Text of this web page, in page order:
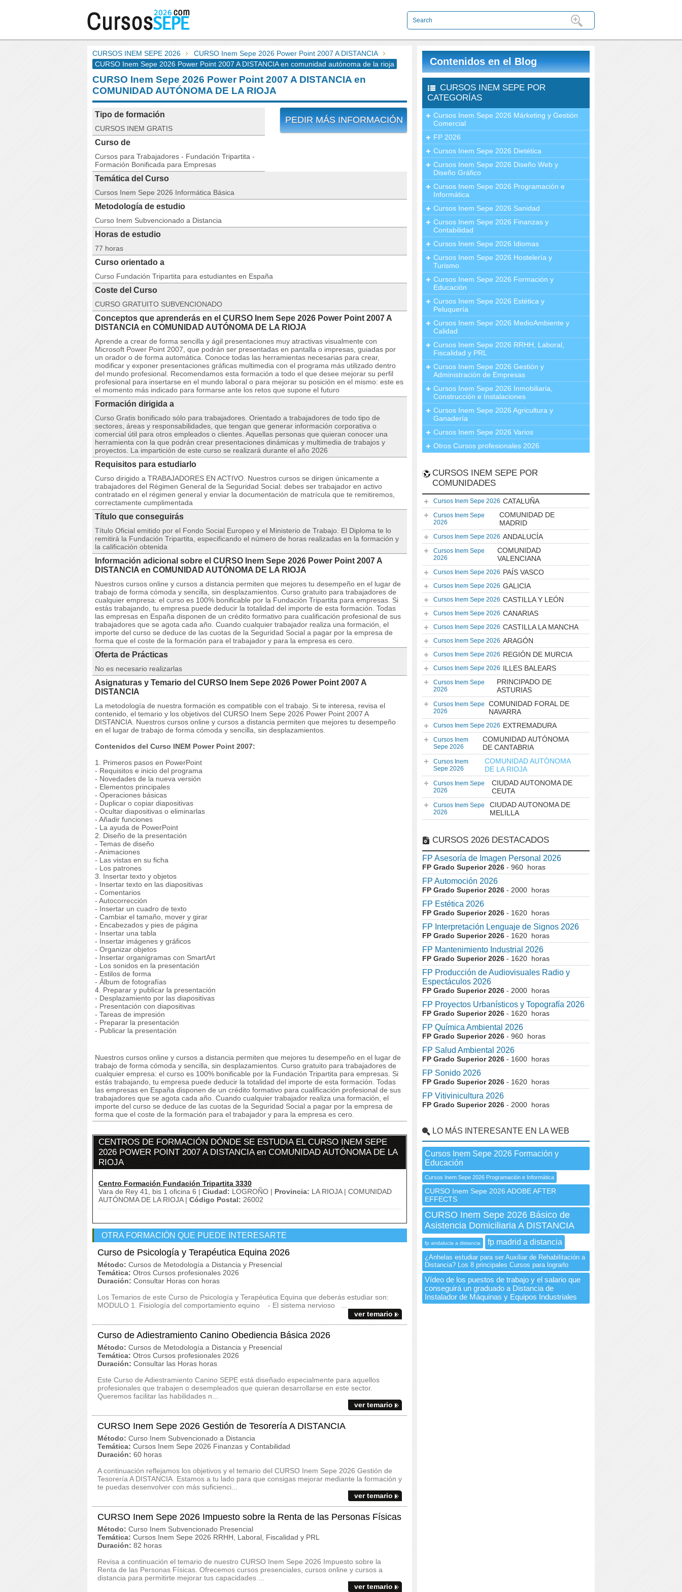
CURSOS INEM SEPE 2026
CURSO Inem Sepe 2026 Power Point 2007 A DISTANCIA
CURSO Inem Sepe 2026 Power Point 2007 A DISTANCIA en comunidad autónoma de la rioja
CURSO Inem Sepe 2026 Power Point 2007 A DISTANCIA en
COMUNIDAD AUTÓNOMA DE LA RIOJA
PEDIR MÁS INFORMACIÓN
Tipo de formación
CURSOS INEM GRATIS
Curso de
Cursos para Trabajadores - Fundación Tripartita -
Formación Bonificada para Empresas
Temática del Curso
Cursos Inem Sepe 2026 Informática Básica
Metodología de estudio
Curso Inem Subvencionado a Distancia
Horas de estudio
77 horas
Curso orientado a
Curso Fundación Tripartita para estudiantes en España
Coste del Curso
CURSO GRATUITO SUBVENCIONADO
Conceptos que aprenderás en el CURSO Inem Sepe 2026 Power Point 2007 A
DISTANCIA en COMUNIDAD AUTÓNOMA DE LA RIOJA
Aprende a crear de forma sencilla y ágil presentaciones muy atractivas visualmente con
Microsoft Power Point 2007, que podrán ser presentadas en pantalla o impresas, guiadas por
un orador o de forma automática. Conoce todas las herramientas necesarias para crear,
modificar y exponer presentaciones gráficas multimedia con el programa más utilizado dentro
del mundo profesional. Recomendamos esta formación a todo el que desee mejorar su perfil
profesional para insertarse en el mundo laboral o para mejorar su posición en el mismo: este es
el momento más indicado para formarse ante los retos que supone el futuro
Formación dirigida a
Curso Gratis bonificado sólo para trabajadores. Orientado a trabajadores de todo tipo de
sectores, áreas y responsabilidades, que tengan que generar información corporativa o
comercial útil para otros empleados o clientes. Aquellas personas que quieran conocer una
herramienta con la que podrán crear presentaciones dinámicas y multimedia de trabajos y
proyectos. La impartición de este curso se realizará durante el año 2026
Requisitos para estudiarlo
Curso dirigido a TRABAJADORES EN ACTIVO. Nuestros cursos se dirigen únicamente a
trabajadores del Régimen General de la Seguridad Social: debes ser trabajador en activo
contratado en el régimen general y enviar la documentación de matrícula que te remitiremos,
correctamente cumplimentada
Título que conseguirás
Título Oficial emitido por el Fondo Social Europeo y el Ministerio de Trabajo. El Diploma te lo
remitirá la Fundación Tripartita, especificando el número de horas realizadas en la formación y
la calificación obtenida
Información adicional sobre el CURSO Inem Sepe 2026 Power Point 2007 A
DISTANCIA en COMUNIDAD AUTÓNOMA DE LA RIOJA
Nuestros cursos online y cursos a distancia permiten que mejores tu desempeño en el lugar de
trabajo de forma cómoda y sencilla, sin desplazamientos. Curso gratuito para trabajadores de
cualquier empresa: el curso es 100% bonificable por la Fundación Tripartita para empresas. Si
estás trabajando, tu empresa puede deducir la totalidad del importe de esta formación. Todas
las empresas en España disponen de un crédito formativo para cualificación profesional de sus
trabajadores que se agota cada año. Cuando cualquier trabajador realiza una formación, el
importe del curso se deduce de las cuotas de la Seguridad Social a pagar por la empresa de
forma que el coste de la formación para el trabajador y para la empresa es cero.
Oferta de Prácticas
No es necesario realizarlas
Asignaturas y Temario del CURSO Inem Sepe 2026 Power Point 2007 A
DISTANCIA
La metodología de nuestra formación es compatible con el trabajo. Si te interesa, revisa el
contenido, el temario y los objetivos del CURSO Inem Sepe 2026 Power Point 2007 A
DISTANCIA. Nuestros cursos online y cursos a distancia permiten que mejores tu desempeño
en el lugar de trabajo de forma cómoda y sencilla, sin desplazamientos.
Contenidos del Curso INEM Power Point 2007:
1. Primeros pasos en PowerPoint
- Requisitos e inicio del programa
- Novedades de la nueva versión
- Elementos principales
- Operaciones básicas
- Duplicar o copiar diapositivas
- Ocultar diapositivas o eliminarlas
- Añadir funciones
- La ayuda de PowerPoint
2. Diseño de la presentación
- Temas de diseño
- Animaciones
- Las vistas en su ficha
- Los patrones
3. Insertar texto y objetos
- Insertar texto en las diapositivas
- Comentarios
- Autocorrección
- Insertar un cuadro de texto
- Cambiar el tamaño, mover y girar
- Encabezados y pies de página
- Insertar una tabla
- Insertar imágenes y gráficos
- Organizar objetos
- Insertar organigramas con SmartArt
- Los sonidos en la presentación
- Estilos de forma
- Álbum de fotografías
4. Preparar y publicar la presentación
- Desplazamiento por las diapositivas
- Presentación con diapositivas
- Tareas de impresión
- Preparar la presentación
- Publicar la presentación
Nuestros cursos online y cursos a distancia permiten que mejores tu desempeño en el lugar de
trabajo de forma cómoda y sencilla, sin desplazamientos. Curso gratuito para trabajadores de
cualquier empresa: el curso es 100% bonificable por la Fundación Tripartita para empresas. Si
estás trabajando, tu empresa puede deducir la totalidad del importe de esta formación. Todas
las empresas en España disponen de un crédito formativo para cualificación profesional de sus
trabajadores que se agota cada año. Cuando cualquier trabajador realiza una formación, el
importe del curso se deduce de las cuotas de la Seguridad Social a pagar por la empresa de
forma que el coste de la formación para el trabajador y para la empresa es cero.
CENTROS DE FORMACIÓN DÓNDE SE ESTUDIA EL CURSO INEM SEPE
2026 POWER POINT 2007 A DISTANCIA en COMUNIDAD AUTÓNOMA DE LA
RIOJA
Centro Formación Fundación Tripartita 3330
Vara de Rey 41, bis 1 oficina 6 | Ciudad: LOGROÑO | Provincia: LA RIOJA | COMUNIDAD
AUTÓNOMA DE LA RIOJA | Código Postal: 26002
OTRA FORMACIÓN QUE PUEDE INTERESARTE
Curso de Psicología y Terapéutica Equina 2026
Método: Cursos de Metodología a Distancia y Presencial
Temática: Otros Cursos profesionales 2026
Duración: Consultar Horas con horas
Los Temarios de este Curso de Psicología y Terapéutica Equina que deberás estudiar son:
MODULO 1. Fisiología del comportamiento equino - El sistema nervioso ...
ver temario
Curso de Adiestramiento Canino Obediencia Básica 2026
Método: Cursos de Metodología a Distancia y Presencial
Temática: Otros Cursos profesionales 2026
Duración: Consultar las Horas horas
Este Curso de Adiestramiento Canino SEPE está diseñado especialmente para aquellos
profesionales que trabajen o desempleados que quieran desarrollarse en este sector.
Queremos facilitar las habilidades n...
ver temario
CURSO Inem Sepe 2026 Gestión de Tesorería A DISTANCIA
Método: Curso Inem Subvencionado a Distancia
Temática: Cursos Inem Sepe 2026 Finanzas y Contabilidad
Duración: 60 horas
A continuación reflejamos los objetivos y el temario del CURSO Inem Sepe 2026 Gestión de
Tesorería A DISTANCIA. Estamos a tu lado para que consigas mejorar mediante la formación y
te puedas desenvolver con más suficienci...
ver temario
CURSO Inem Sepe 2026 Impuesto sobre la Renta de las Personas Físicas
Método: Curso Inem Subvencionado Presencial
Temática: Cursos Inem Sepe 2026 RRHH, Laboral, Fiscalidad y PRL
Duración: 82 horas
Revisa a continuación el temario de nuestro CURSO Inem Sepe 2026 Impuesto sobre la
Renta de las Personas Físicas. Ofrecemos cursos presenciales, cursos online y cursos a
distancia para permitirte mejorar tus capacidades ...
ver temario
Contenidos en el Blog
CURSOS INEM SEPE POR
CATEGORÍAS
Cursos Inem Sepe 2026 Márketing y Gestión
Comercial
FP 2026
Cursos Inem Sepe 2026 Dietética
Cursos Inem Sepe 2026 Diseño Web y
Diseño Gráfico
Cursos Inem Sepe 2026 Programación e
Informática
Cursos Inem Sepe 2026 Sanidad
Cursos Inem Sepe 2026 Finanzas y
Contabilidad
Cursos Inem Sepe 2026 Idiomas
Cursos Inem Sepe 2026 Hostelería y
Turismo
Cursos Inem Sepe 2026 Formación y
Educación
Cursos Inem Sepe 2026 Estética y
Peluquería
Cursos Inem Sepe 2026 MedioAmbiente y
Calidad
Cursos Inem Sepe 2026 RRHH, Laboral,
Fiscalidad y PRL
Cursos Inem Sepe 2026 Gestión y
Administración de Empresas
Cursos Inem Sepe 2026 Inmobiliaria,
Construcción e Instalaciones
Cursos Inem Sepe 2026 Agricultura y
Ganadería
Cursos Inem Sepe 2026 Varios
Otros Cursos profesionales 2026
CURSOS INEM SEPE POR
COMUNIDADES
Cursos Inem Sepe 2026 CATALUÑA
Cursos Inem Sepe
2026
COMUNIDAD DE
MADRID
Cursos Inem Sepe 2026 ANDALUCÍA
Cursos Inem Sepe
2026
COMUNIDAD
VALENCIANA
Cursos Inem Sepe 2026 PAÍS VASCO
Cursos Inem Sepe 2026 GALICIA
Cursos Inem Sepe 2026 CASTILLA Y LEÓN
Cursos Inem Sepe 2026 CANARIAS
Cursos Inem Sepe 2026 CASTILLA LA MANCHA
Cursos Inem Sepe 2026 ARAGÓN
Cursos Inem Sepe 2026 REGIÓN DE MURCIA
Cursos Inem Sepe 2026 ILLES BALEARS
Cursos Inem Sepe
2026
PRINCIPADO DE
ASTURIAS
Cursos Inem Sepe
2026
COMUNIDAD FORAL DE
NAVARRA
Cursos Inem Sepe 2026 EXTREMADURA
Cursos Inem
Sepe 2026
COMUNIDAD AUTÓNOMA
DE CANTABRIA
Cursos Inem
Sepe 2026
COMUNIDAD AUTÓNOMA
DE LA RIOJA
Cursos Inem Sepe
2026
CIUDAD AUTONOMA DE
CEUTA
Cursos Inem Sepe
2026
CIUDAD AUTONOMA DE
MELILLA
CURSOS 2026 DESTACADOS
FP Asesoría de Imagen Personal 2026
FP Grado Superior 2026 - 960 horas
FP Automoción 2026
FP Grado Superior 2026 - 2000 horas
FP Estética 2026
FP Grado Superior 2026 - 1620 horas
FP Interpretación Lenguaje de Signos 2026
FP Grado Superior 2026 - 1620 horas
FP Mantenimiento Industrial 2026
FP Grado Superior 2026 - 1620 horas
FP Producción de Audiovisuales Radio y
Espectáculos 2026
FP Grado Superior 2026 - 2000 horas
FP Proyectos Urbanísticos y Topografía 2026
FP Grado Superior 2026 - 1620 horas
FP Química Ambiental 2026
FP Grado Superior 2026 - 960 horas
FP Salud Ambiental 2026
FP Grado Superior 2026 - 1600 horas
FP Sonido 2026
FP Grado Superior 2026 - 1620 horas
FP Vitivinicultura 2026
FP Grado Superior 2026 - 2000 horas
LO MÁS INTERESANTE EN LA WEB
Cursos Inem Sepe 2026 Formación y
Educación
Cursos Inem Sepe 2026 Programación e Informática
CURSO Inem Sepe 2026 ADOBE AFTER
EFFECTS
CURSO Inem Sepe 2026 Básico de
Asistencia Domiciliaria A DISTANCIA
fp andalucia a distancia fp madrid a distancia
¿Anhelas estudiar para ser Auxiliar de Rehabilitación a
Distancia? Los 8 principales Cursos para lograrlo
Vídeo de los puestos de trabajo y el salario que
conseguirá un graduado a Distancia de
Instalador de Máquinas y Equipos Industriales